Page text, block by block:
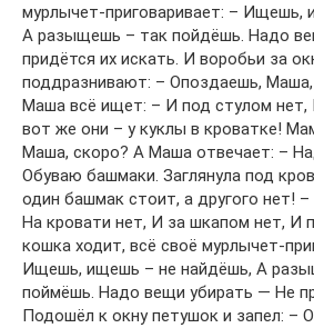
мурлычет-приговаривает: – Ищешь,
А разыщешь – так пойдёшь. Надо
придётся их искать. И воробьи за
поддразнивают: – Опоздаешь,
Маша всё ищет: – И под стулом нет,
вот же они – у куклы в кроватке!
Маша, скоро? А Маша отвечает: –
Обуваю башмаки. Заглянула под
один башмак стоит, а другого нет!
На кровати нет, И за шкапом нет, И
кошка ходит, всё своё мурлычет-
Ищешь, ищешь – не найдёшь, А
поймёшь. Надо вещи убирать — Не
Подошёл к окну петушок и запел: –